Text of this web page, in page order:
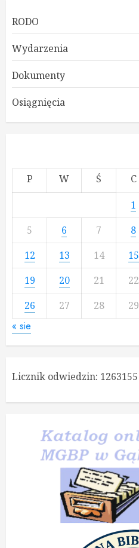
RODO
Wydarzenia
Dokumenty
Osiągnięcia
P W Ś C
1
5
6 7 8
12
13 14 15
19
20 21 22
26
27 28 29
« sie
Licznik odwiedzin: 1263155